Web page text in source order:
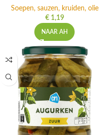
Soepen, sauzen, kruiden, olie
€1,19
NAAR AH